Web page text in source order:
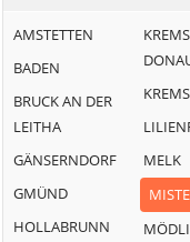
Großengersdorf
AMSTETTEN
BADEN
BRUCK AN DER
LEITHA
GÄNSERNDORF
GMÜND
HOLLABRUNN
MELK